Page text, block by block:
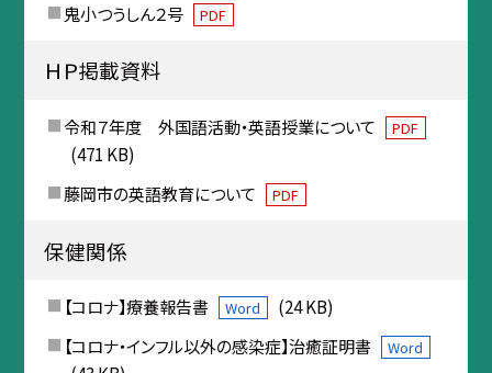
鬼小つうしん２号
PDF
ＨＰ掲載資料
令和７年度 外国語活動・英語授業について PDF
(471 KB)
藤岡市の英語教育について
PDF
保健関係
【コロナ】療養報告書 Word
(24 KB)
【コロナ・インフル以外の感染症】治癒証明書
Word